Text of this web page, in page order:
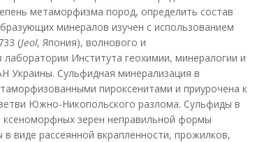
метаморфизма пород, определить состав
минералов изучен с использованием
(Jeol, Япония), волнового и
Института геохимии, минералогии и
Украины. Сульфидная минерализация в
пироксенитами и приурочена к
Южно-Никопольского разлома. Сульфиды в
ксеноморфных зерен неправильной формы
виде рассеянной вкрапленности, прожилков,